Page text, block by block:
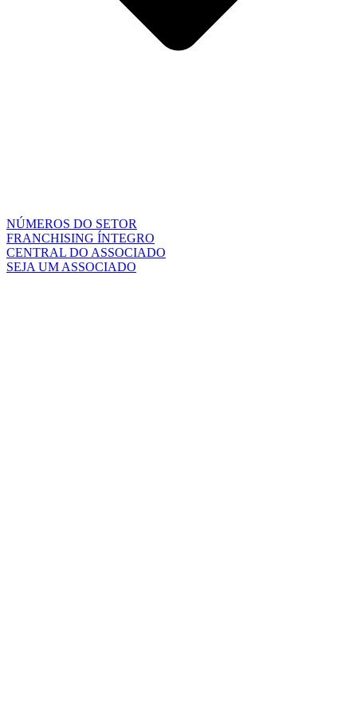
NÚMEROS DO SETOR
FRANCHISING ÍNTEGRO
CENTRAL DO ASSOCIADO
SEJA UM ASSOCIADO